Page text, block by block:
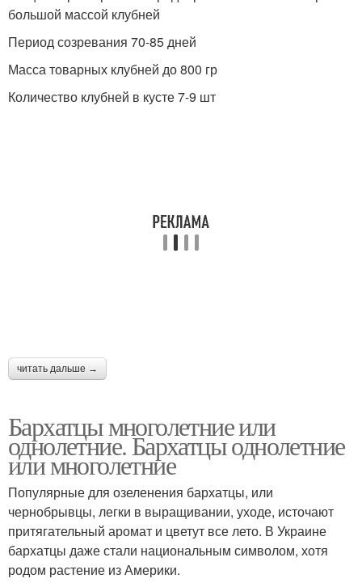
большой массой клубней
Период созревания 70-85 дней
Масса товарных клубней до 800 гр
Количество клубней в кусте 7-9 шт
читать дальше →
Бархатцы многолетние или
однолетние. Бархатцы однолетние
или многолетние
Популярные для озеленения бархатцы, или
чернобрывцы, легки в выращивании, уходе, источают
притягательный аромат и цветут все лето. В Украине
бархатцы даже стали национальным символом, хотя
родом растение из Америки.